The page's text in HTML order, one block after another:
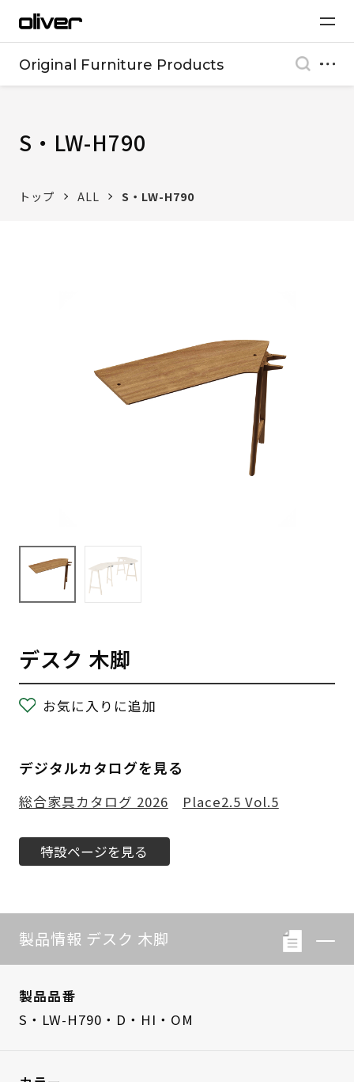
Original Furniture Products
S・LW-H790
トップ ALL S・LW-H790
デスク 木脚
お気に入りに追加
デジタルカタログを見る
総合家具カタログ 2026 Place2.5 Vol.5
特設ページを見る
製品情報 デスク 木脚
製品品番
S・LW-H790・D・HI・OM